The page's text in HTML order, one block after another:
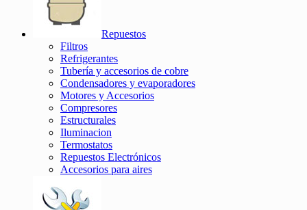
Repuestos
Filtros
Refrigerantes
Tubería y accesorios de cobre
Condensadores y evaporadores
Motores y Accesorios
Compresores
Estructurales
Iluminacion
Termostatos
Repuestos Electrónicos
Accesorios para aires